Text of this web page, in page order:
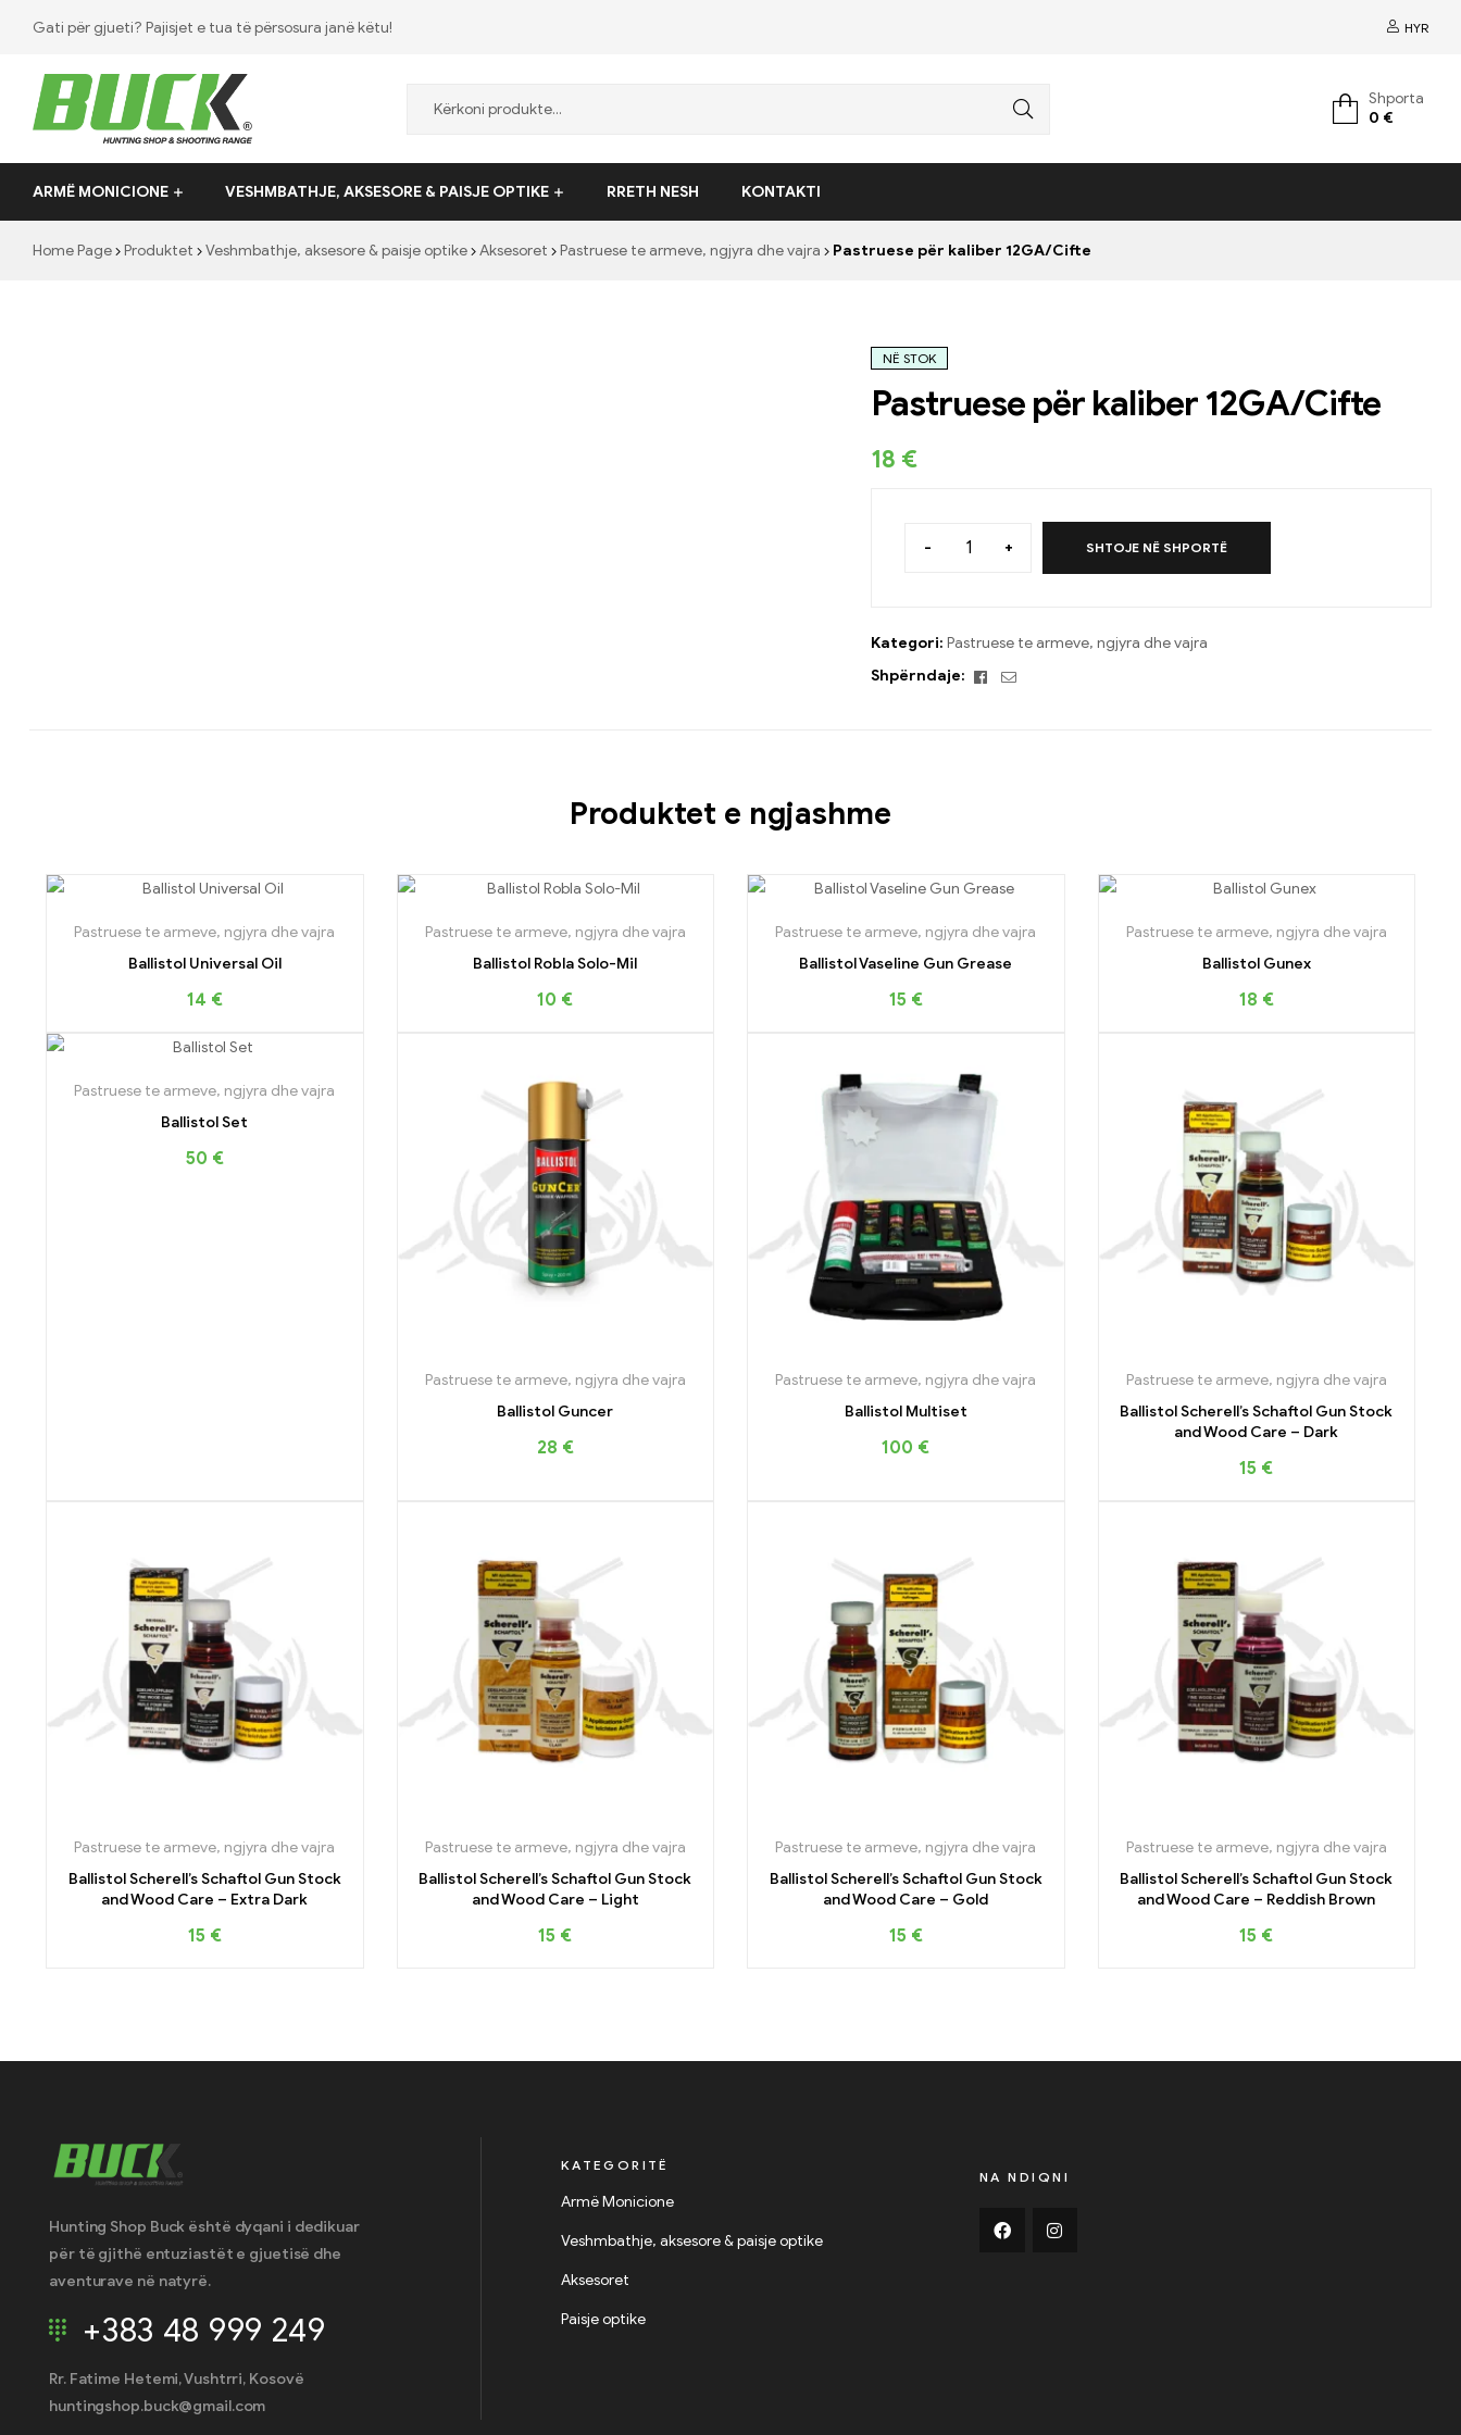
Gati për gjueti? Pajisjet e tua të përsosura janë këtu! HYR
Hunting
Shop
Shporta
0 €
ARMË MONICIONE VESHMBATHJE, AKSESORE & PAISJE OPTIKE RRETH NESH KONTAKTI
Home Page Produktet Veshmbathje, aksesore & paisje optike Aksesoret Pastruese te armeve, ngjyra dhe vajra Pastruese për kaliber 12GA/Cifte
NË STOK
Pastruese për kaliber 12GA/Cifte
18 €
- + SHTOJE NË SHPORTË
Kategori: Pastruese te armeve, ngjyra dhe vajra
Shpërndaje:
Facebook
Email
Produktet e ngjashme
Pastruese te armeve, ngjyra dhe vajra
Ballistol Universal Oil
14 €
Pastruese te armeve, ngjyra dhe vajra
Ballistol Robla Solo-Mil
10 €
Pastruese te armeve, ngjyra dhe vajra
Ballistol Vaseline Gun Grease
15 €
Pastruese te armeve, ngjyra dhe vajra
Ballistol Gunex
18 €
Pastruese te armeve, ngjyra dhe vajra
Ballistol Set
50 €
Pastruese te armeve, ngjyra dhe vajra
Ballistol Guncer
28 €
Pastruese te armeve, ngjyra dhe vajra
Ballistol Multiset
100 €
Pastruese te armeve, ngjyra dhe vajra
Ballistol Scherell’s Schaftol Gun Stock
and Wood Care – Dark
15 €
Pastruese te armeve, ngjyra dhe vajra
Ballistol Scherell’s Schaftol Gun Stock
and Wood Care – Extra Dark
15 €
Pastruese te armeve, ngjyra dhe vajra
Ballistol Scherell’s Schaftol Gun Stock
and Wood Care – Light
15 €
Pastruese te armeve, ngjyra dhe vajra
Ballistol Scherell’s Schaftol Gun Stock
and Wood Care – Gold
15 €
Pastruese te armeve, ngjyra dhe vajra
Ballistol Scherell’s Schaftol Gun Stock
and Wood Care – Reddish Brown
15 €
Hunting Shop Buck është dyqani i dedikuar
për të gjithë entuziastët e gjuetisë dhe
aventurave në natyrë.
+383 48 999 249
Rr. Fatime Hetemi, Vushtrri, Kosovë
huntingshop.buck@gmail.com
KATEGORITË
Armë Monicione
Veshmbathje, aksesore & paisje optike
Aksesoret
Paisje optike
NA NDIQNI